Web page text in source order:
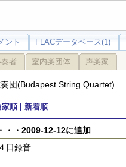
ント FLACデータベース(1)
者 室内楽団体 声楽家
団(Budapest String Quartet)
順 | 新着順
・・・2009-12-12に追加
日録音